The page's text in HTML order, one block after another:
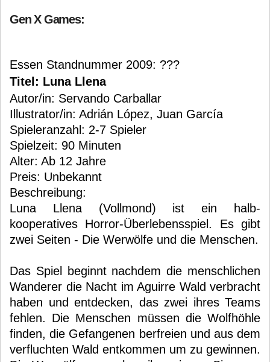
Gen X Games:
Essen Standnummer 2009: ???
Titel: Luna Llena
Autor/in: Servando Carballar
Illustrator/in: Adrián López, Juan García
Spieleranzahl: 2-7 Spieler
Spielzeit: 90 Minuten
Alter: Ab 12 Jahre
Preis: Unbekannt
Beschreibung:
Luna Llena (Vollmond) ist ein halb-
kooperatives Horror-Überlebensspiel. Es gibt
zwei Seiten - Die Werwölfe und die Menschen.
Das Spiel beginnt nachdem die menschlichen
Wanderer die Nacht im Aguirre Wald verbracht
haben und entdecken, das zwei ihres Teams
fehlen. Die Menschen müssen die Wolfhöhle
finden, die Gefangenen berfreien und aus dem
verfluchten Wald entkommen um zu gewinnen.